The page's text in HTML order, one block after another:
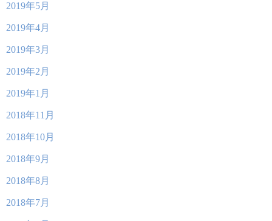
2019年5月
2019年4月
2019年3月
2019年2月
2019年1月
2018年11月
2018年10月
2018年9月
2018年8月
2018年7月